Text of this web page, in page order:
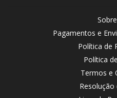
Pagamentos e
Política de
Política
Termos e